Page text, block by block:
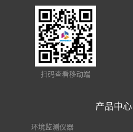
扫码查看移动端
产品中心
环境监测仪器